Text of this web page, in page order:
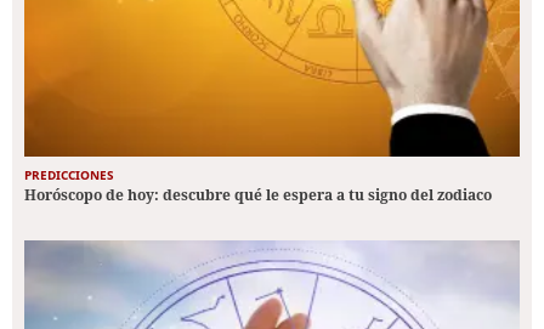
PREDICCIONES
Horóscopo de hoy: descubre qué le espera a tu signo del zodiaco